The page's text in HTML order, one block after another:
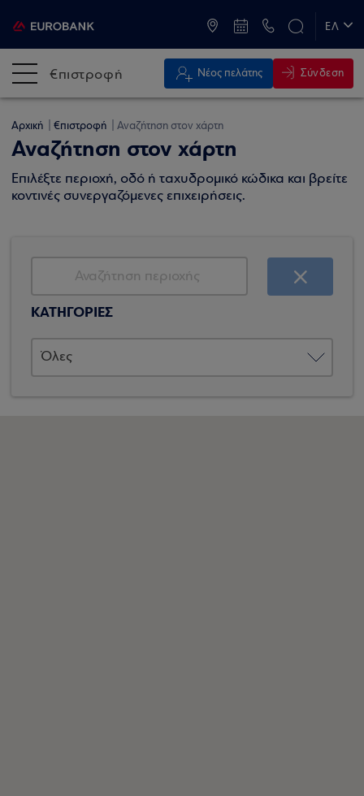
ΕΛ
€πιστροφή Νέος πελάτης Σύνδεση
Αρχική €πιστροφή Αναζήτηση στον χάρτη
Αναζήτηση στον χάρτη
Επιλέξτε περιοχή, οδό ή ταχυδρομικό κώδικα και βρείτε
κοντινές συνεργαζόμενες επιχειρήσεις.
ΚΑΤΗΓΟΡΙΕΣ